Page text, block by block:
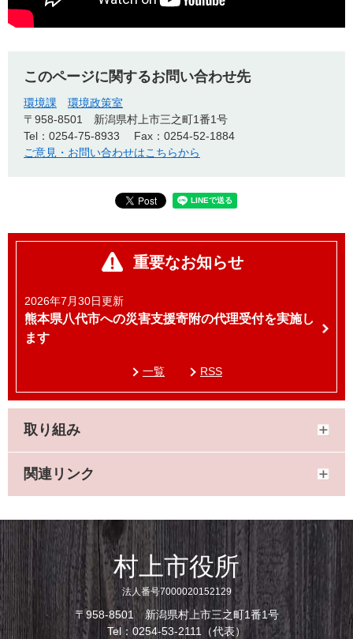
このページに関するお問い合わせ先
環境課
環境政策室
〒958-8501
新潟県村上市三之町1番1号
Tel：0254-75-8933
Fax：0254-52-1884
ご意見・お問い合わせはこちらから
重要なお知らせ
2026年7月30日更新
熊本県八代市への災害支援寄附の代理受付を実施し
ます
一覧 RSS
取り組み
関連リンク
村上市役所
法人番号7000020152129
〒958-8501 新潟県村上市三之町1番1号
Tel：0254-53-2111（代表）